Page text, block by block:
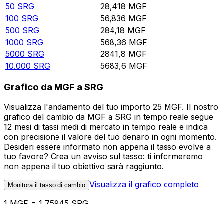
50 SRG 28,418 MGF
100 SRG 56,836 MGF
500 SRG 284,18 MGF
1000 SRG 568,36 MGF
5000 SRG 2841,8 MGF
10.000 SRG 5683,6 MGF
Grafico da MGF a SRG
Visualizza l'andamento del tuo importo 25 MGF. Il nostro
grafico del cambio da MGF a SRG in tempo reale segue
12 mesi di tassi medi di mercato in tempo reale e indica
con precisione il valore del tuo denaro in ogni momento.
Desideri essere informato non appena il tasso evolve a
tuo favore? Crea un avviso sul tasso: ti informeremo
non appena il tuo obiettivo sarà raggiunto.
Monitora il tasso di cambio Visualizza il grafico completo